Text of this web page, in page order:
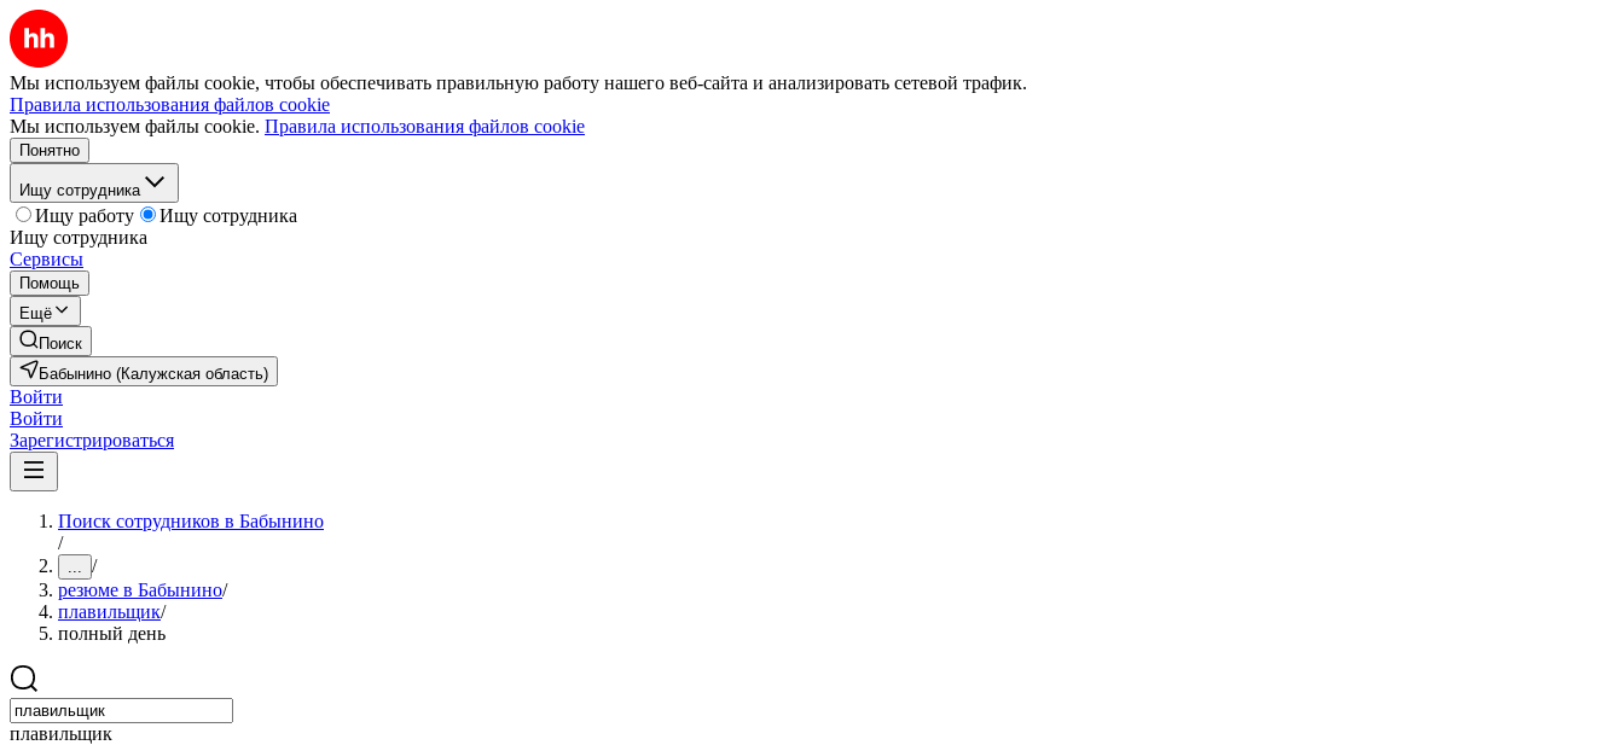
Мы используем файлы cookie, чтобы обеспечивать правильную работу нашего веб-сайта и анализировать сетевой трафик.
Правила использования файлов cookie
Мы используем файлы cookie. Правила использования файлов cookie
Понятно
Ищу сотрудника
Ищу работу
Ищу сотрудника
Ищу сотрудника
Сервисы
Помощь
Ещё
Поиск
Бабынино (Калужская область)
Войти
Войти
Зарегистрироваться
Поиск сотрудников в Бабынино
/
... /
резюме в Бабынино/
плавильщик/
полный день
плавильщик